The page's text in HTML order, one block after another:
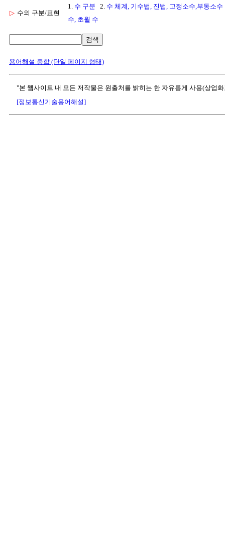
▷ 수의 구분/표현
1. 수 구분 2. 수 체계, 기수법, 진법, 고정소수,부동소수
수, 초월 수
검색
용어해설 종합 (단일 페이지 형태)
"본 웹사이트 내 모든 저작물은 원출처를 밝히는 한 자유롭게 사용(상업
[정보통신기술용어해설]